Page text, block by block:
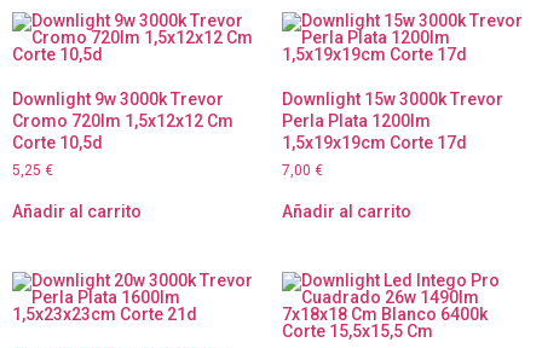
Downlight 9w 3000k Trevor
Cromo 720lm 1,5x12x12 Cm
Corte 10,5d
5,25 €
Añadir al carrito
Downlight 15w 3000k Trevor
Perla Plata 1200lm
1,5x19x19cm Corte 17d
7,00 €
Añadir al carrito